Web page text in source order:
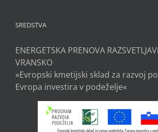
SREDSTVA
ENERGETSKA PRENOVA
VRANSKO
»Evropski kmetijski sklad za razvoj
Evropa investira v podeželje«